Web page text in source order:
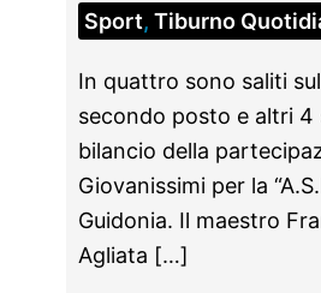
Sport, Tiburno
In quattro sono saliti
secondo posto e altri 4
bilancio della
Giovanissimi per la
Guidonia. Il maestro
Agliata […]